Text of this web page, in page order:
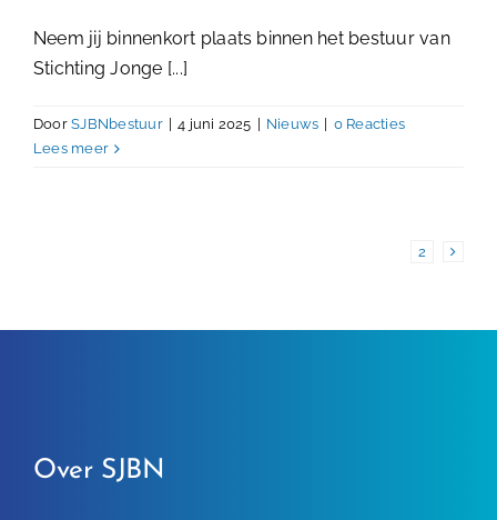
Neem jij binnenkort plaats binnen het bestuur van
Stichting Jonge [...]
DoorSJBNbestuur 4 juni 2025 Nieuws
0 Reacties
Lees meer
2
Over SJBN